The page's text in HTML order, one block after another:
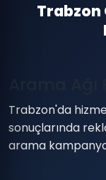
Trabzon
Trabzon'da
sonuçlarında
arama